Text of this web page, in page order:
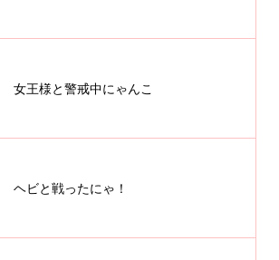
女王様と警戒中にゃんこ
ヘビと戦ったにゃ！